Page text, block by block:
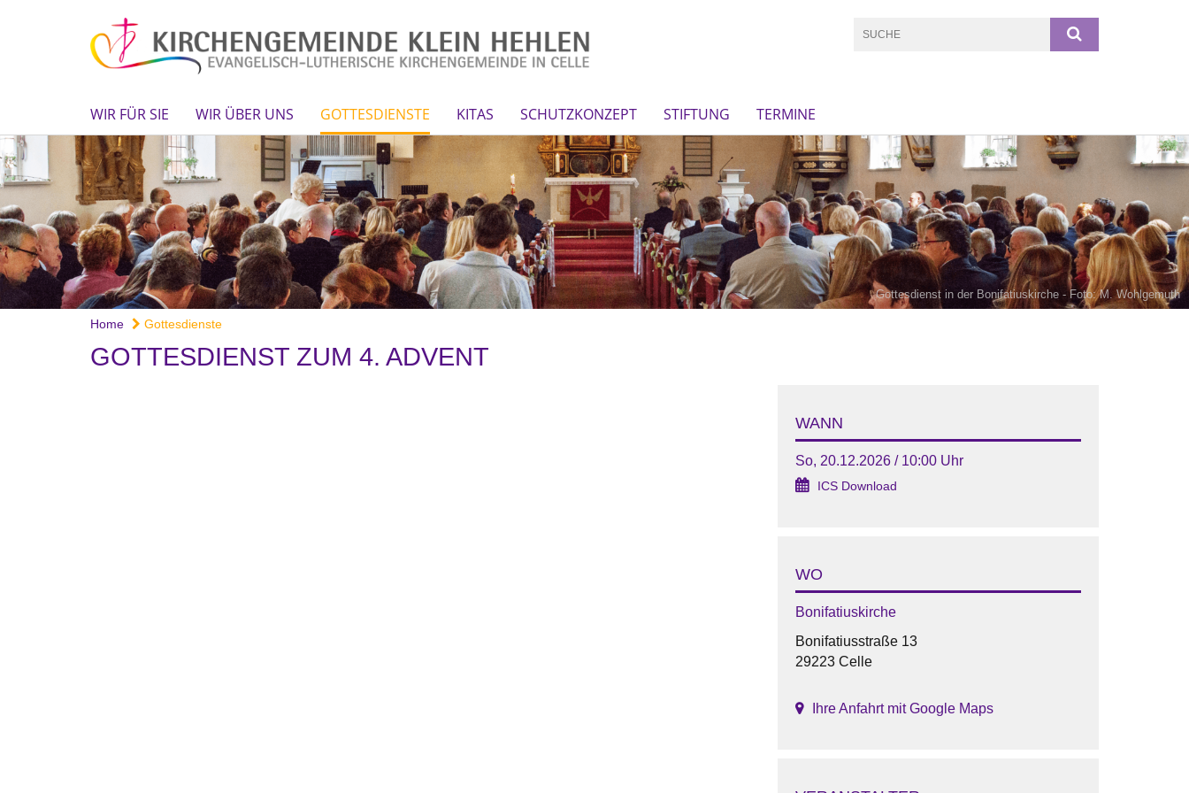
WIR FÜR SIE WIR ÜBER UNS GOTTESDIENSTE KITAS SCHUTZKONZEPT STIFTUNG TERMINE
Gottesdienst in der Bonifatiuskirche - Foto: M. Wohlgemuth
Home Gottesdienste
GOTTESDIENST ZUM 4. ADVENT
WANN
So, 20.12.2026 / 10:00 Uhr
ICS Download
WO
Bonifatiuskirche
Bonifatiusstraße 13
29223 Celle
Ihre Anfahrt mit Google Maps